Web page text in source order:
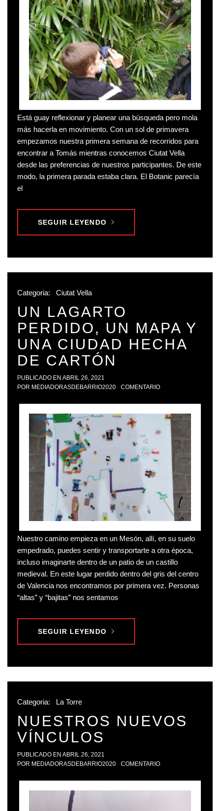
Está guay reflexionar y planear una búsqueda pero mola
más hacerla en movimiento. Con un sol de primavera
empezamos nuestra primera semana de recorridos para
encontrar a Tomás mientras conocemos Ciutat Vella
desde las preferencias de nuestros participantes. De este
modo, la primera parada estaba clara. El Botanic parecía
el
SEGUIR LEYENDO
Categoria: Ciutat Vella
UN LAGARTO
PERDIDO, UN MAPA Y
UNA CIUDAD HECHA
DE CARTÓN
PUBLICADO EN ABRIL 26, 2021
POR MEDIADORASDEBARRIO2020 COMENTARIO
Nuestro camino empieza en un Mesón, allí, en su suelo
empedrado, puedes sentir y transportarte a otra época,
incluso imaginarte dentro de un patio de un castillo
medieval. En este lugar perdido dentro del gris del centro
de Valencia nos encontramos por primera vez. Personas
“altas” y “bajitas” nos sentamos
SEGUIR LEYENDO
Categoria: La Torre
NUESTROS NUEVOS
VÍNCULOS
PUBLICADO EN ABRIL 26, 2021
POR MEDIADORASDEBARRIO2020 COMENTARIO